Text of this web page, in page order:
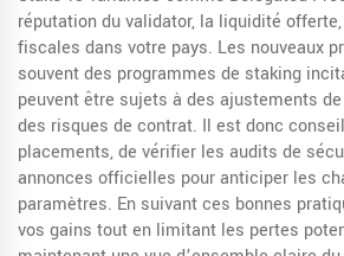
réputation du validator, la liquidité
fiscales dans votre pays. Les nouveaux
souvent des programmes de staking
peuvent être sujets à des ajustements
des risques de contrat. Il est donc
placements, de vérifier les audits de
annonces officielles pour anticiper les
paramètres. En suivant ces bonnes
vos gains tout en limitant les pertes